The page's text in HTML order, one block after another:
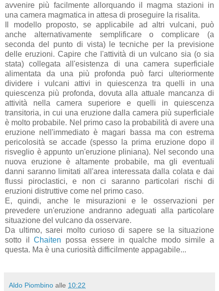
avvenire più facilmente allorquando il magma stazioni in
una camera magmatica in attesa di proseguire la risalita.
Il modello proposto, se applicabile ad altri vulcani, può
anche alternativamente semplificare o complicare (a
seconda del punto di vista) le tecniche per la previsione
delle eruzioni. Capire che l'attività di un vulcano sia (o sia
stata) collegata all'esistenza di una camera superficiale
alimentata da una più profonda può farci ulteriormente
dividere i vulcani attivi in quiescenza tra quelli in una
quiescenza più profonda, dovuta alla attuale mancanza di
attività nella camera superiore e quelli in quiescenza
transitoria, in cui una eruzione dalla camera più superficiale
è molto probabile. Nel primo caso la probabilità di avere una
eruzione nell'immediato è magari bassa ma con estrema
pericolosità se accade (spesso la prima eruzione dopo il
risveglio è appunto un'eruzione pliniana). Nel secondo una
nuova eruzione è altamente probabile, ma gli eventuali
danni saranno limitati all'area interessata dalla colata e dai
flussi piroclastici, e non ci saranno particolari rischi di
eruzioni distruttive come nel primo caso.
E, quindi, anche le misurazioni e le osservazioni per
prevedere un'eruzione andranno adeguati alla particolare
situazione del vulcano da osservare.
Da ultimo, sarei molto curioso di sapere se la situazione
sotto ilChaiten possa essere in qualche modo simile a
questa. Ma è una curiosità difficilmente appagabile...
Aldo Piombino alle 10:22